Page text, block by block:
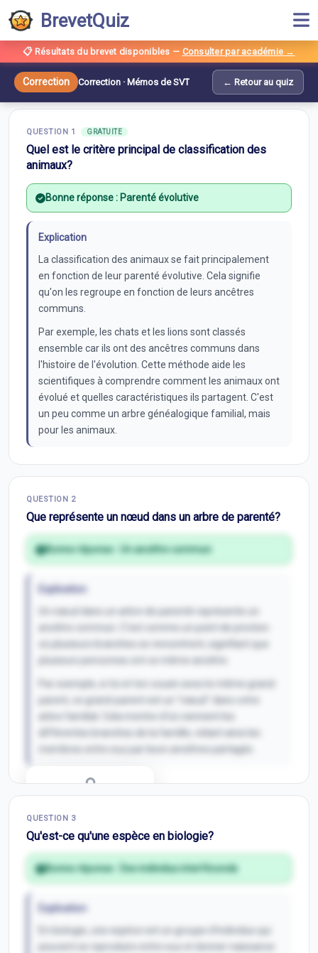
BrevetQuiz
📋 Résultats du brevet disponibles — Consulter par académie →
Correction Correction · Mémos de SVT ← Retour au quiz
Correction —Mémos de SVT
10questions ·Le vivant et son évolution
QUESTION 1 GRATUITE
Quel est le critère principal de classification des
animaux?
Bonne réponse : Parenté évolutive
Explication
La classification des animaux se fait principalement
en fonction de leur parenté évolutive. Cela signifie
qu'on les regroupe en fonction de leurs ancêtres
communs.
Par exemple, les chats et les lions sont classés
ensemble car ils ont des ancêtres communs dans
l'histoire de l'évolution. Cette méthode aide les
scientifiques à comprendre comment les animaux ont
évolué et quelles caractéristiques ils partagent. C'est
un peu comme un arbre généalogique familial, mais
pour les animaux.
QUESTION 2
Que représente un nœud dans un arbre de parenté?
Bonne réponse : Un ancêtre commun
Explication
où plusieurs branches se rencontrent, signifiant que
Par exemple, si toi et ton cousin avez le même grand-
membres entre eux par leurs ancêtres partagés.
QUESTION 3
Qu'est-ce qu'une espèce en biologie?
Bonne réponse : Des individus interféconds
Explication
En biologie, une espèce est un groupe d'individus qui
peuvent se reproduire entre eux et donner naissance